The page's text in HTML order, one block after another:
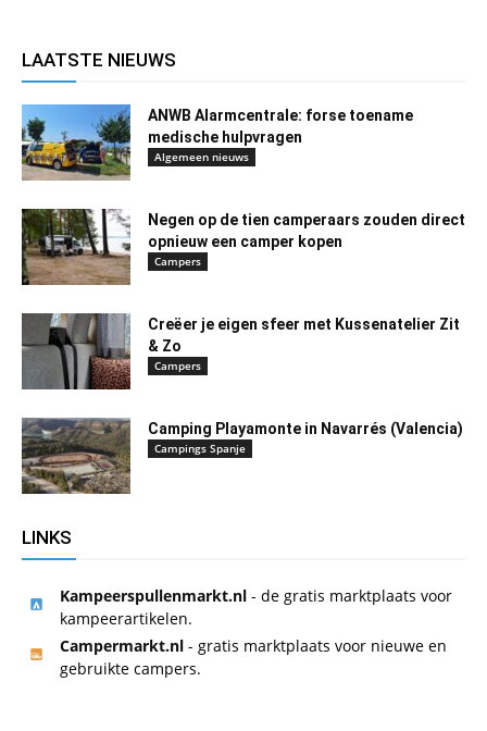
LAATSTE NIEUWS
ANWB Alarmcentrale: forse toename
medische hulpvragen
Algemeen nieuws
Negen op de tien camperaars zouden direct
opnieuw een camper kopen
Campers
Creëer je eigen sfeer met Kussenatelier Zit
& Zo
Campers
Camping Playamonte in Navarrés (Valencia)
Campings Spanje
LINKS
Kampeerspullenmarkt.nl - de gratis marktplaats voor
kampeerartikelen.
Campermarkt.nl - gratis marktplaats voor nieuwe en
gebruikte campers.